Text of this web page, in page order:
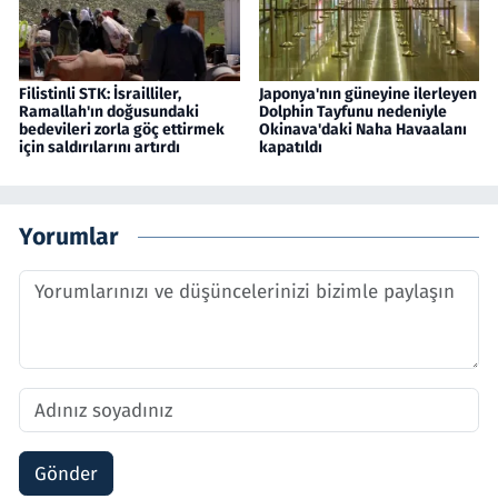
Filistinli STK: İsrailliler,
Ramallah'ın doğusundaki
bedevileri zorla göç ettirmek
için saldırılarını artırdı
Japonya'nın güneyine ilerleyen
Dolphin Tayfunu nedeniyle
Okinava'daki Naha Havaalanı
kapatıldı
Yorumlar
Gönder